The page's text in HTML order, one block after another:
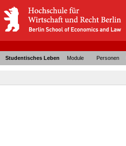
Studentisches Leben Module Personen